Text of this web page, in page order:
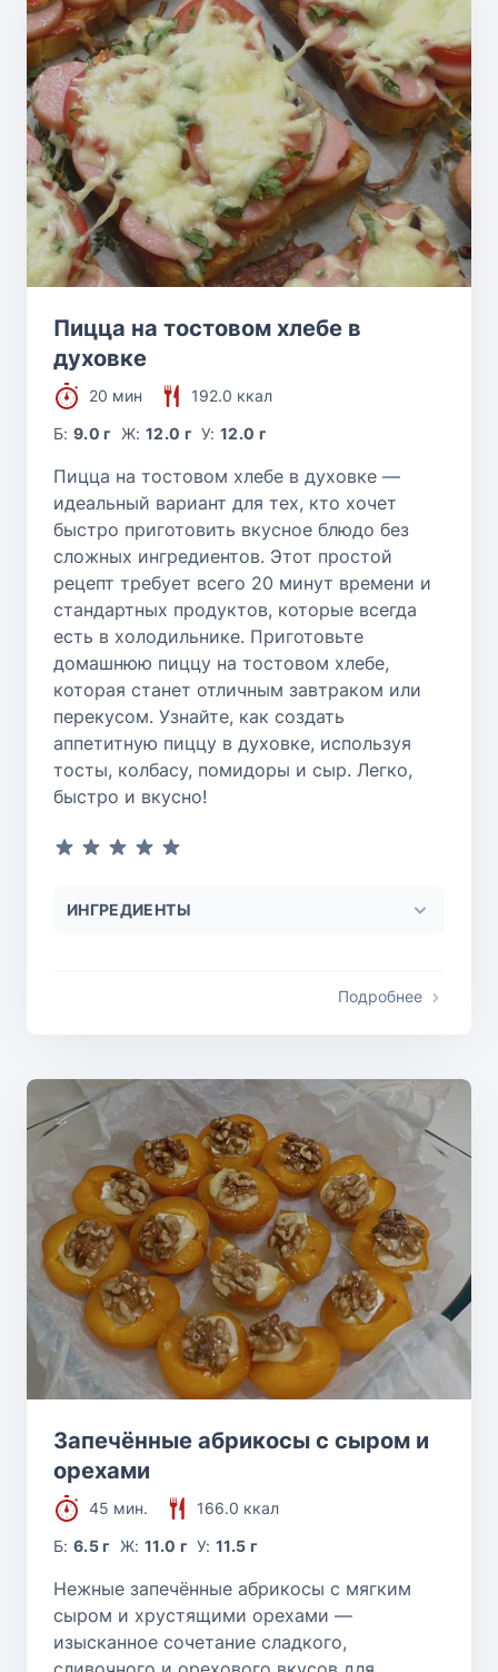
Пицца на тостовом хлебе в
духовке
20 мин
192.0 ккал
Б:9.0 г Ж: 12.0 г У:12.0 г
Пицца на тостовом хлебе в духовке —
идеальный вариант для тех, кто хочет
быстро приготовить вкусное блюдо без
сложных ингредиентов. Этот простой
рецепт требует всего 20 минут времени и
стандартных продуктов, которые всегда
есть в холодильнике. Приготовьте
домашнюю пиццу на тостовом хлебе,
которая станет отличным завтраком или
перекусом. Узнайте, как создать
аппетитную пиццу в духовке, используя
тосты, колбасу, помидоры и сыр. Легко,
быстро и вкусно!
ИНГРЕДИЕНТЫ
Подробнее
Запечённые абрикосы с сыром и
орехами
45 мин.
166.0 ккал
Б:6.5 г Ж: 11.0 г У:11.5 г
Нежные запечённые абрикосы с мягким
сыром и хрустящими орехами —
изысканное сочетание сладкого,